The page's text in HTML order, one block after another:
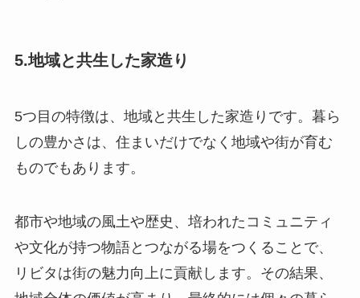
5.地域と共生した家造り
5つ目の特徴は、地域と共生した家造りです。暮ら
しの豊かさは、住まいだけでなく地域や街が育む
ものでもあります。
都市や地域の風土や歴史、培われたコミュニティ
や文化が持つ物語とつながる場をつくることで、
リビタは街の魅力向上に貢献します。その結果、